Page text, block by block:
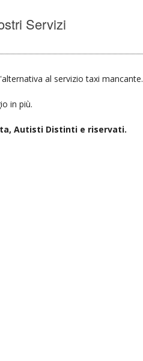
Servizi
al servizio taxi mancante.
in più.
Autisti Distinti e riservati.